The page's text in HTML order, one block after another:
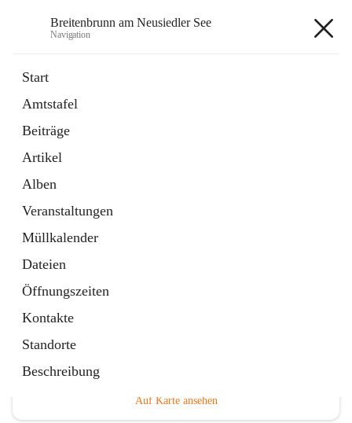
Breitenbrunn am Neusiedler See
Navigation
Start
Amtstafel
Beiträge
Artikel
Alben
Veranstaltungen
Müllkalender
Dateien
Öffnungszeiten
Kontakte
Standorte
Beschreibung
18 Schnellzugriffe
Gemeindeservice
Auf Karte ansehen